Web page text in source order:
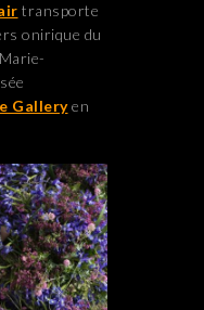
transporte
onirique du
Galleryen